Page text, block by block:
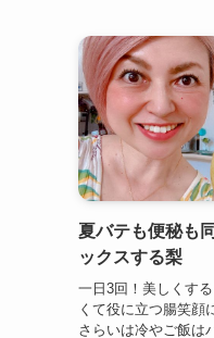
夏バテも便秘も
ックスする梨
一日3回！美しくす
くて役に立つ腸笑顔
さらいは冷やご飯は